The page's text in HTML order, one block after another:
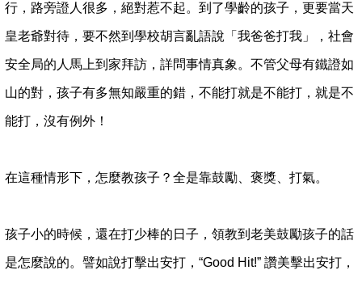
行，路旁證人很多，絕對惹不起。到了學齡的孩子，更要當天
皇老爺對待，要不然到學校胡言亂語說「我爸爸打我」，社會
安全局的人馬上到家拜訪，詳問事情真象。不管父母有鐵證如
山的對，孩子有多無知嚴重的錯，不能打就是不能打，就是不
能打，沒有例外！
在這種情形下，怎麼教孩子？全是靠鼓勵、褒獎、打氣。
孩子小的時候，還在打少棒的日子，領教到老美鼓勵孩子的話
是怎麼說的。譬如說打擊出安打，“Good Hit!” 讚美擊出安打，